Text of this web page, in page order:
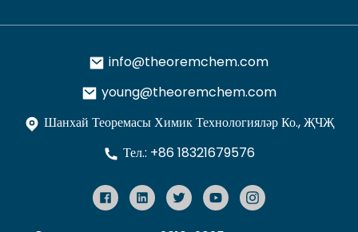
info@theoremchem.com
young@theoremchem.com
Шанхай Теоремасы Химик Технологияләр Ко., ҖЧҖ
Тел.: +86 18321679576